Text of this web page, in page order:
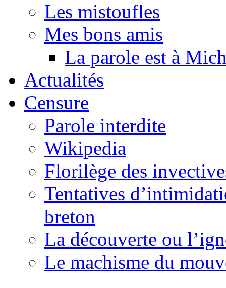
Les mistoufles
Mes bons amis
La parole est à
Actualités
Censure
Parole interdite
Wikipedia
Florilège des
Tentatives
breton
La découverte ou
Le machisme du